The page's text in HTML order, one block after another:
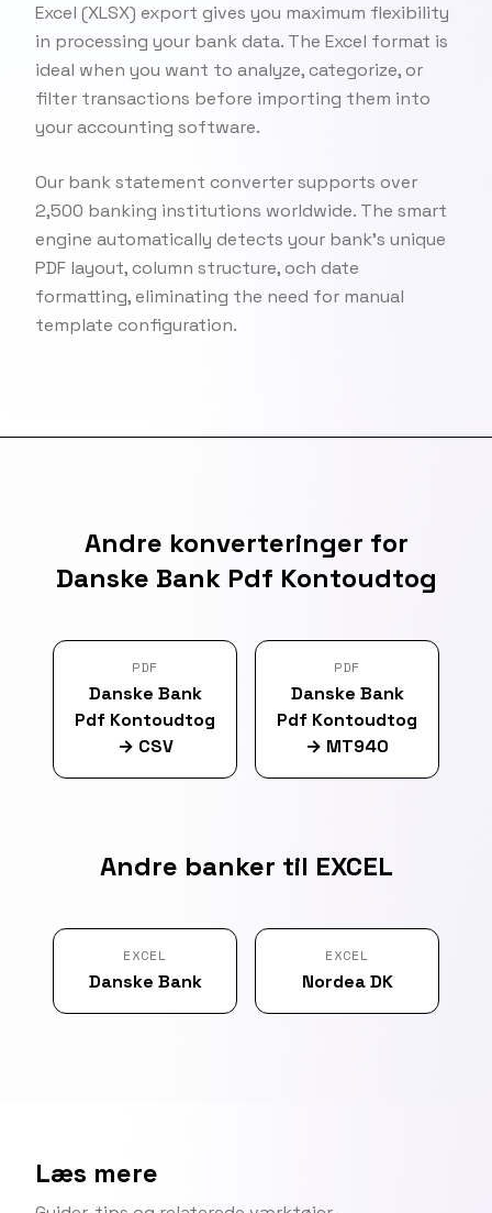
Excel (XLSX) export gives you maximum flexibility
in processing your bank data. The Excel format is
ideal when you want to analyze, categorize, or
filter transactions before importing them into
your accounting software.
Our bank statement converter supports over
2,500 banking institutions worldwide. The smart
engine automatically detects your bank's unique
PDF layout, column structure, och date
formatting, eliminating the need for manual
template configuration.
Andre konverteringer for
Danske Bank Pdf Kontoudtog
PDF
Danske Bank
Pdf Kontoudtog
→ CSV
PDF
Danske Bank
Pdf Kontoudtog
→ MT940
Andre banker til EXCEL
EXCEL
Danske Bank
EXCEL
Nordea DK
Læs mere